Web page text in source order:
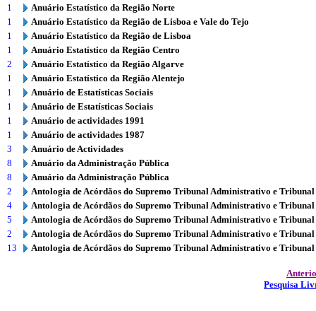
1
Anuário Estatístico da Região Norte
1
Anuário Estatístico da Região de Lisboa e Vale do Tejo
1
Anuário Estatístico da Região de Lisboa
1
Anuário Estatístico da Região Centro
2
Anuário Estatístico da Região Algarve
1
Anuário Estatístico da Região Alentejo
1
Anuário de Estatísticas Sociais
1
Anuário de Estatísticas Sociais
1
Anuário de actividades 1991
1
Anuário de actividades 1987
3
Anuário de Actividades
8
Anuário da Administração Pública
8
Anuário da Administração Pública
2
Antologia de Acórdãos do Supremo Tribunal Administrativo e
4
Antologia de Acórdãos do Supremo Tribunal Administrativo e
5
Antologia de Acórdãos do Supremo Tribunal Administrativo e
2
Antologia de Acórdãos do Supremo Tribunal Administrativo e
13
Antologia de Acórdãos do Supremo Tribunal Administrativo e
Pesquisa